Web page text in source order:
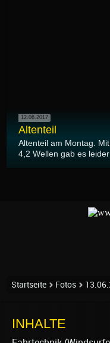
12.06.2017
Altenteil
Altenteil am Montag.
4,2 Wellen gab es
Startseite Fotos
INHALTE